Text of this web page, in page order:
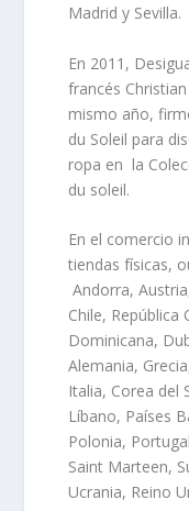
Madrid y Sevilla.
En 2011,
francés
mismo año,
du Soleil para
ropa en la
du soleil.
En el comercio
tiendas físicas,
Andorra,
Chile, República
Dominicana,
Alemania,
Italia, Corea del
Líbano, Países
Polonia,
Saint Marteen,
Ucrania, Reino